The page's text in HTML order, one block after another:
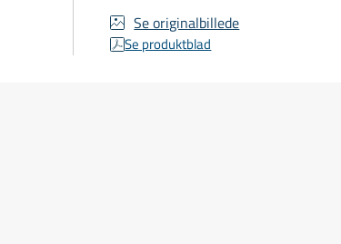
Se originalbillede
Se produktblad